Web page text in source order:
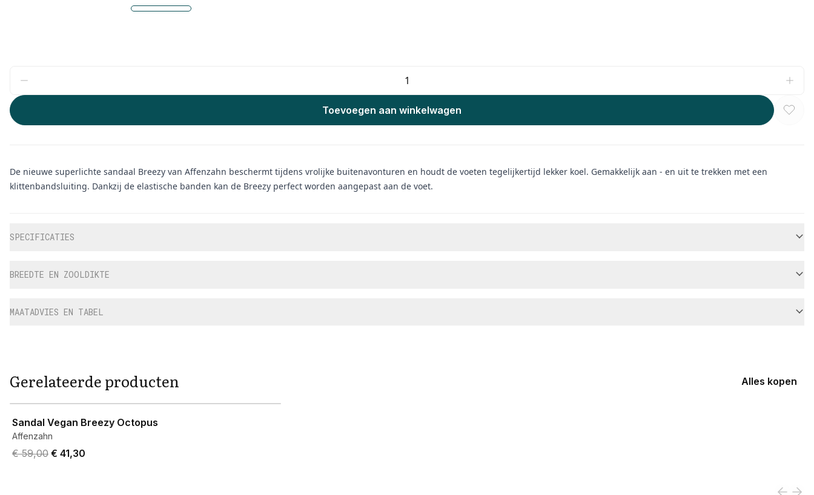
Toevoegen aan winkelwagen
De nieuwe superlichte sandaal Breezy van Affenzahn beschermt tijdens vrolijke buitenavonturen en houdt de voeten tegelijkertijd lekker koel. Gemakkelijk aan - en uit te trekken met een
klittenbandsluiting. Dankzij de elastische banden kan de Breezy perfect worden aangepast aan de voet.
SPECIFICATIES
BREEDTE EN ZOOLDIKTE
MAATADVIES EN TABEL
Gerelateerde producten Alles kopen
Sandal Vegan Breezy Octopus
Affenzahn
Original price was € 59,00.
€ 59,00 Current price is € 41,30.
€ 41,30